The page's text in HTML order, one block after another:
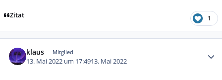
Zitat 1
klaus Mitglied
13. Mai 2022 um 17:4913. Mai 2022